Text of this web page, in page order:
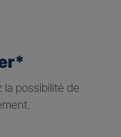
la possibilité de